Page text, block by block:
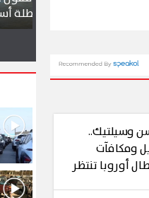
وسيلتيك..
ومكافآت
أوروبا تنتظر
في عطلة أسبوعية استثنائية